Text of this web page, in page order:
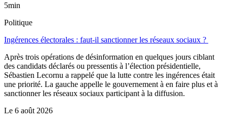
5min
Politique
Ingérences électorales : faut-il sanctionner les réseaux sociaux ?
Après trois opérations de désinformation en quelques jours ciblant
des candidats déclarés ou pressentis à l’élection présidentielle,
Sébastien Lecornu a rappelé que la lutte contre les ingérences était
une priorité. La gauche appelle le gouvernement à en faire plus et à
sanctionner les réseaux sociaux participant à la diffusion.
Le 6 août 2026